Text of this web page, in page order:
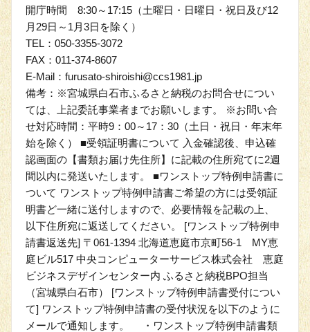
開庁時間 8:30～17:15（土曜日・日曜日・祝日及び12
月29日～1月3日を除く）
TEL：050-3355-3072
FAX：011-374-8607
E-Mail：furusato-shiroishi@ccs1981.jp
備考：※宮城県白石市ふるさと納税のお問合せについ
ては、上記委託事業者までお願いします。 ※お問い合
せ対応時間：平時9：00～17：30（土日・祝日・年末年
始を除く） ■受領証明書について 入金確認後、申込確
認画面の【書類お届け先住所】に記載の住所宛てに2週
間以内に発送いたします。 ■ワンストップ特例申請書に
ついて ワンストップ特例申請書ご希望の方には受領証
明書ど一緒に送付しますので、必要情報を記載の上、
以下住所宛に返送してください。 [ワンストップ特例申
請書返送先] 〒061-1394 北海道恵庭市京町56-1 MY恵
庭ビル517 中央コンピューターサービス株式会社 恵庭
ビジネスデザインセンター内 ふるさと納税BPO担当
（宮城県白石市） [ワンストップ特例申請書受付につい
て] ワンストップ特例申請書の受付状況を以下のように
メールで通知します。 ・ワンストップ特例申請書類